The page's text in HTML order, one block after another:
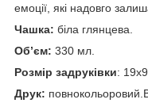
емоції, які надовго
Чашка: біла глянцева.
Об’єм: 330 мл.
Розмір задруківки:
Друк: